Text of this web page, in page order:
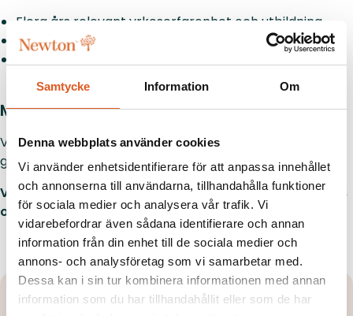
Samtycke Information Om
Denna webbplats använder cookies
Vi använder enhetsidentifierare för att anpassa innehållet
och annonserna till användarna, tillhandahålla funktioner
för sociala medier och analysera vår trafik. Vi
vidarebefordrar även sådana identifierare och annan
information från din enhet till de sociala medier och
annons- och analysföretag som vi samarbetar med.
Dessa kan i sin tur kombinera informationen med annan
information som du har tillhandahållit eller som de har
Flera års relevant yrkeserfarenhet och utbildning.
En vilja att lära ut och vara pedagogisk.
skriftligt.
Meriterande erfarenhet
Vi ser gärna att du har undervisningserfarenhet från
gymnasium, YH eller företag inom ämnesområdet.
Välkommen att lära ut och få människor att växa hos
oss på Newton!